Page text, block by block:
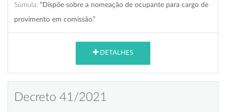
Súmula: “Dispõe sobre a nomeação de ocupante para cargo de
provimento em comissão.”
DETALHES
Decreto 41/2021